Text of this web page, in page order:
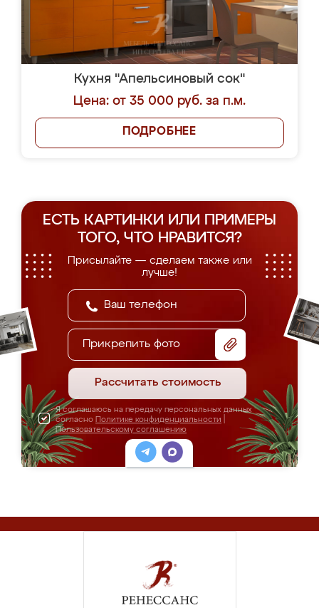
Кухня "Апельсиновый сок"
Цена: от 35 000 руб. за п.м.
ПОДРОБНЕЕ
ЕСТЬ КАРТИНКИ ИЛИ ПРИМЕРЫ
ТОГО, ЧТО НРАВИТСЯ?
Присылайте — сделаем также или
лучше!
Прикрепить фото
Рассчитать стоимость
Я соглашаюсь на передачу персональных данных
согласно Политике конфиденциальности
Пользовательскому соглашению